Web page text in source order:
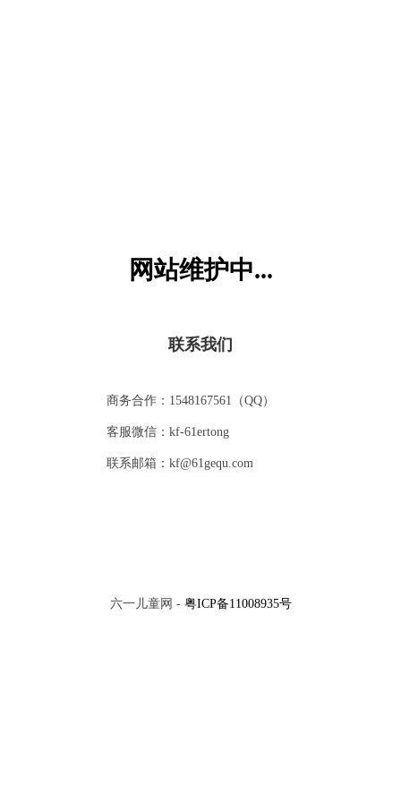
网站维护中...
联系我们
商务合作：1548167561（QQ）
客服微信：kf-61ertong
联系邮箱：kf@61gequ.com
六一儿童网 - 粤ICP备11008935号